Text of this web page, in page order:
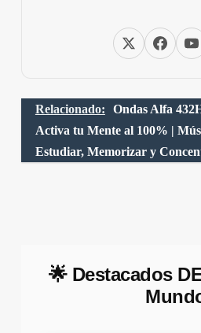
Relacionado:
Ondas Alfa
Activa tu Mente al 100% |
Estudiar, Memorizar y
🌟 Destacados